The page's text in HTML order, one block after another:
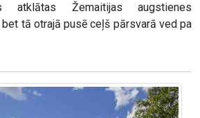
atklātas Žemaitijas augstienes
tā otrajā pusē ceļš pārsvarā ved pa